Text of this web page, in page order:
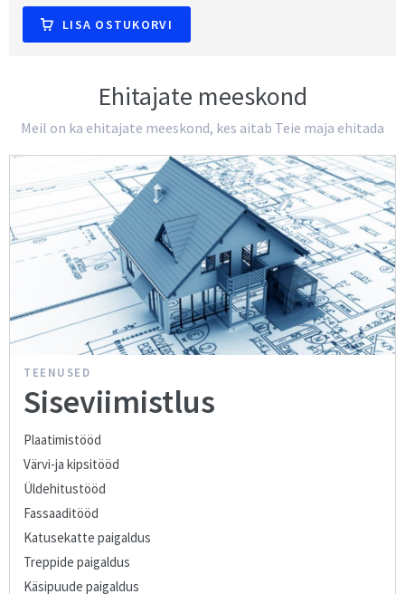
LISA OSTUKORVI
Ehitajate meeskond
Meil on ka ehitajate meeskond, kes aitab Teie maja ehitada
TEENUSED
Siseviimistlus
Plaatimistööd
Värvi-ja kipsitööd
Üldehitustööd
Fassaaditööd
Katusekatte paigaldus
Treppide paigaldus
Käsipuude paigaldus